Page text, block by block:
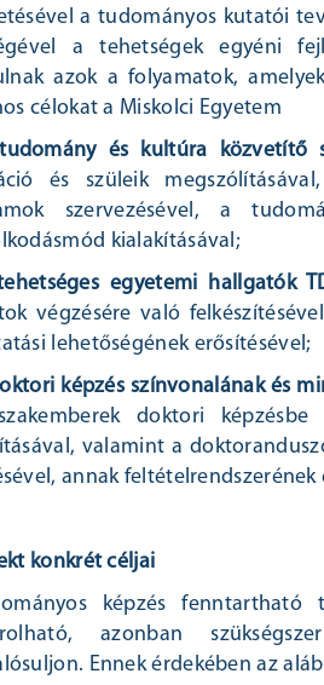
a tudományos kutatói
a tehetségek egyéni
azok a folyamatok,
célokat a Miskolci Egyetem
tudomány és kultúra közvetítő
és szüleik
szervezésével, a
kialakításával;
egyetemi hallgatók
végzésére való
lehetőségének erősítésével;
képzés színvonalának és
doktori
valamint a
annak
konkrét céljai
képzés fenntartható
azonban
Ennek érdekében az